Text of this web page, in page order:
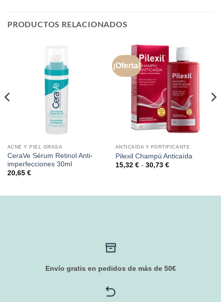
PRODUCTOS RELACIONADOS
ACNÉ Y PIEL GRASA
CeraVe Sérum Retinol Anti-
imperfecciones 30ml
20,65 €
¡Oferta!
ANTICAÍDA Y FORTIFICANTE
Pilexil Champú Anticaída
15,32 € - 30,73 €Rango
hasta
Envío gratis en pedidos de más de 50€